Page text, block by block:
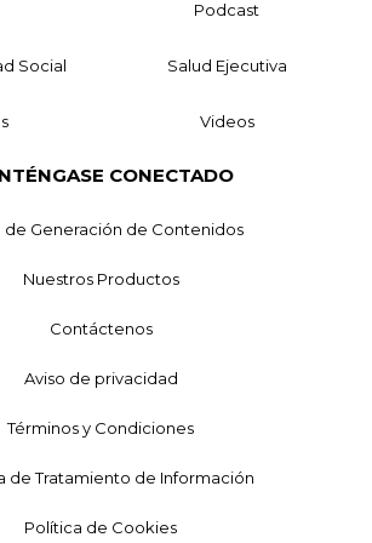
Podcast
Social Salud Ejecutiva
Videos
CONECTADO
de Generación de Contenidos
Nuestros Productos
Contáctenos
Aviso de privacidad
Términos y Condiciones
de Tratamiento de Información
Política de Cookies